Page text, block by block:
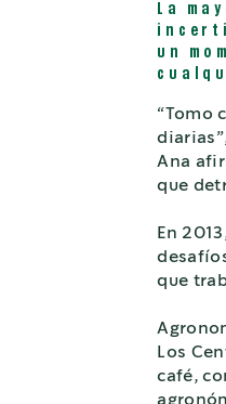
La
un
“Tomo
Ana
que
En
que
Los
café,